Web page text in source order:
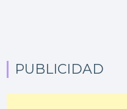
PUBLICIDAD